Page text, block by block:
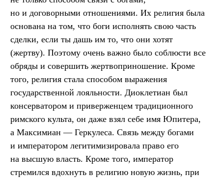
но и договорными отношениями. Их религия была
основана на том, что боги исполнять свою часть
сделки, если ты дашь им то, что они хотят
(жертву). Поэтому очень важно было соблюсти все
обряды и совершить жертвоприношение. Кроме
того, религия стала способом выражения
государственной лояльности. Диоклетиан был
консерватором и приверженцем традиционного
римского культа, он даже взял себе имя Юпитера,
а Максимиан — Геркулеса. Связь между богами
и императором легитимизировала право его
на высшую власть. Кроме того, император
стремился вдохнуть в религию новую жизнь, при